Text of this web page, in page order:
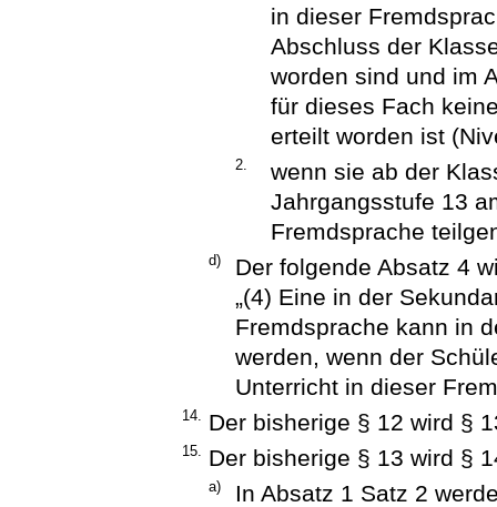
in dieser
Abschluss der
worden sind und im
für dieses Fach
erteilt worden ist
2.
wenn sie ab der
Jahrgangsstufe 13
Fremdsprache
d)
Der folgende Absatz 4
„(4) Eine in der
Fremdsprache kann in
werden, wenn der
Unterricht in dieser
14. Der bisherige § 12 wird §
15. Der bisherige § 13 wird §
a)
In Absatz 1 Satz 2